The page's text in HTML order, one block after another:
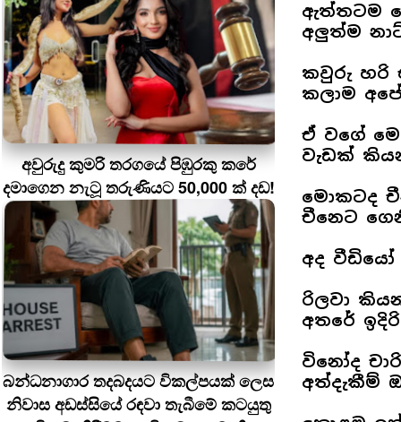
අවුරුදු කුමරි තරගයේ පිඹුරකු කරේ
දමාගෙන නැටූ තරුණියට 50,000 ක් දඩ!
බන්ධනාගාර තදබදයට විකල්පයක් ලෙස
නිවාස අඩස්සියේ රඳවා තැබීමේ කටයුතු
ඇත්තටම
අලුත්ම
කවුරු හරි
කලාම
ඒ වගේ
වැඩක්
මොකටද
චීනෙට
අද
රිලවා
අතරේ
විනෝද
අත්දැකීම්